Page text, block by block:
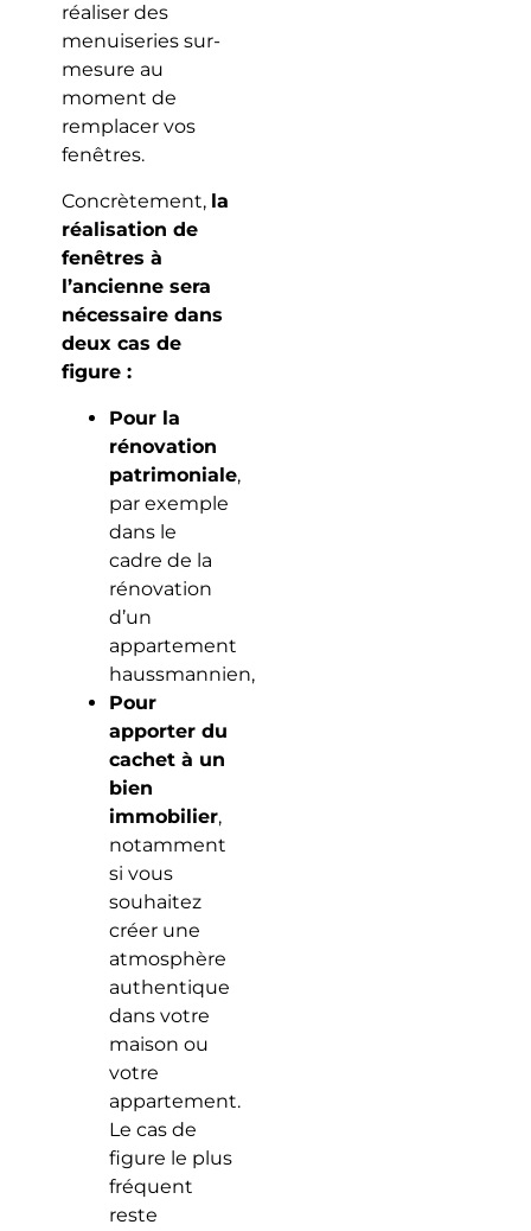
réaliser des
menuiseries sur-
mesure au
moment de
remplacer vos
fenêtres.
Concrètement, la
réalisation de
fenêtres à
l’ancienne sera
nécessaire dans
deux cas de
figure :
Pour la
rénovation
patrimoniale,
par exemple
dans le
cadre de la
rénovation
d’un
appartement
haussmannien,
Pour
apporter du
cachet à un
bien
immobilier,
notamment
si vous
souhaitez
créer une
atmosphère
authentique
dans votre
maison ou
votre
appartement.
Le cas de
figure le plus
fréquent
reste